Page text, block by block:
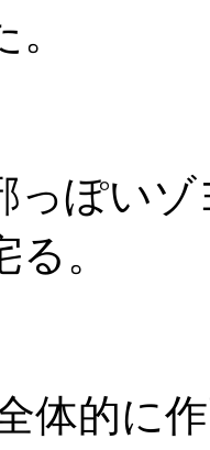
っぽいゾ
。
体的に